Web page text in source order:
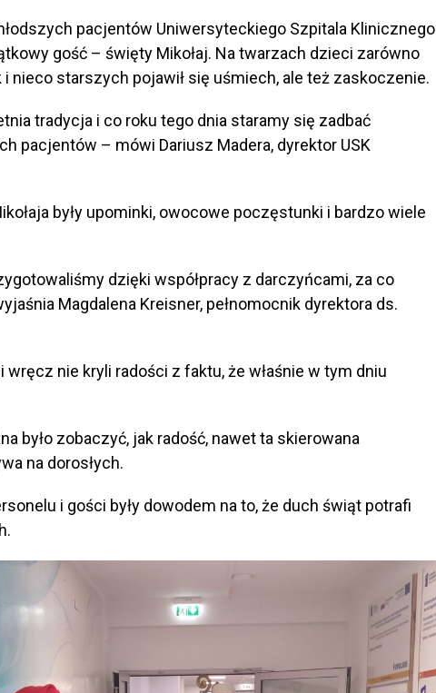
pacjentów Uniwersyteckiego Szpitala Klinicznego
gość – święty Mikołaj. Na twarzach dzieci zarówno
nieco starszych pojawił się uśmiech, ale też zaskoczenie.
tradycja i co roku tego dnia staramy się zadbać
pacjentów – mówi Dariusz Madera, dyrektor USK
były upominki, owocowe poczęstunki i bardzo wiele
dzięki współpracy z darczyńcami, za co
Magdalena Kreisner, pełnomocnik dyrektora ds.
nie kryli radości z faktu, że właśnie w tym dniu
było zobaczyć, jak radość, nawet ta skierowana
na dorosłych.
i gości były dowodem na to, że duch świąt potrafi